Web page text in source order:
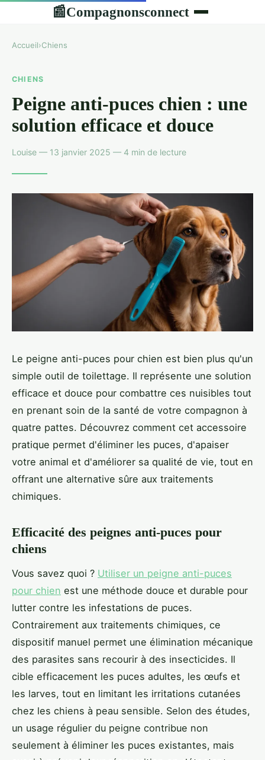
📰Compagnonsconnect
Accueil›Chiens
CHIENS
Peigne anti-puces chien : une
solution efficace et douce
Louise — 13 janvier 2025 — 4 min de lecture
Le peigne anti-puces pour chien est bien plus qu'un
simple outil de toilettage. Il représente une solution
efficace et douce pour combattre ces nuisibles tout
en prenant soin de la santé de votre compagnon à
quatre pattes. Découvrez comment cet accessoire
pratique permet d'éliminer les puces, d'apaiser
votre animal et d'améliorer sa qualité de vie, tout en
offrant une alternative sûre aux traitements
chimiques.
Efficacité des peignes anti-puces pour
chiens
Vous savez quoi ? Utiliser un peigne anti-puces
pour chien est une méthode douce et durable pour
lutter contre les infestations de puces.
Contrairement aux traitements chimiques, ce
dispositif manuel permet une élimination mécanique
des parasites sans recourir à des insecticides. Il
cible efficacement les puces adultes, les œufs et
les larves, tout en limitant les irritations cutanées
chez les chiens à peau sensible. Selon des études,
un usage régulier du peigne contribue non
seulement à éliminer les puces existantes, mais